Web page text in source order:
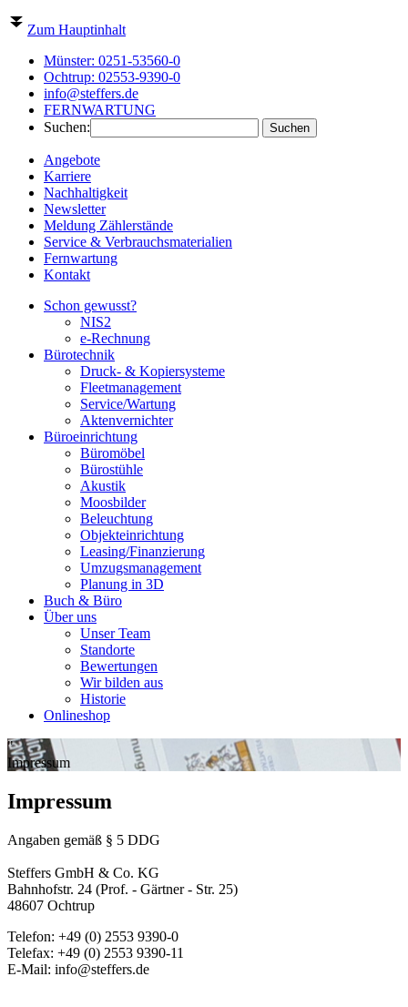
Zum Hauptinhalt
Münster: 0251-53560-0
Ochtrup: 02553-9390-0
info@steffers.de
FERNWARTUNG
Suchen:
Angebote
Karriere
Nachhaltigkeit
Newsletter
Meldung Zählerstände
Service & Verbrauchsmaterialien
Fernwartung
Kontakt
Schon gewusst?
NIS2
e-Rechnung
Bürotechnik
Druck- & Kopiersysteme
Fleetmanagement
Service/Wartung
Aktenvernichter
Büroeinrichtung
Büromöbel
Bürostühle
Akustik
Moosbilder
Beleuchtung
Objekteinrichtung
Leasing/Finanzierung
Umzugsmanagement
Planung in 3D
Buch & Büro
Über uns
Unser Team
Standorte
Bewertungen
Wir bilden aus
Historie
Onlineshop
"
Impressum
Impressum
Angaben gemäß § 5 DDG
Steffers GmbH & Co. KG
Bahnhofstr. 24 (Prof. - Gärtner - Str. 25)
48607 Ochtrup
Telefon: +49 (0) 2553 9390-0
Telefax: +49 (0) 2553 9390-11
E-Mail: info@steffers.de